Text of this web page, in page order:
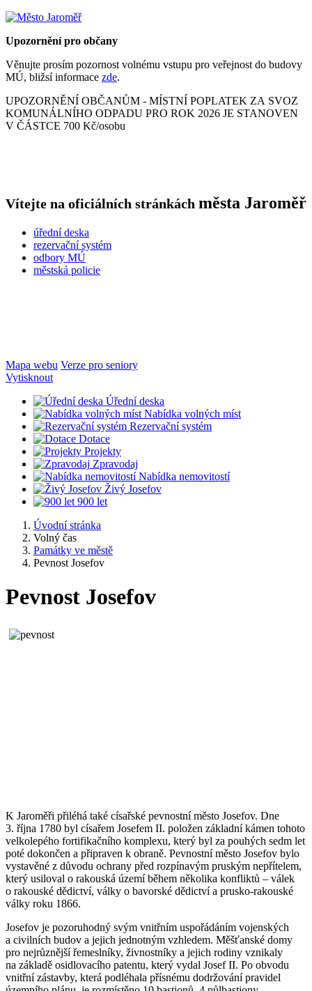
Upozornění pro občany
Věnujte prosím pozornost volnému vstupu pro veřejnost do budovy
MÚ, bližsí informace zde.
UPOZORNĚNÍ OBČANŮM - MÍSTNÍ POPLATEK ZA SVOZ
KOMUNÁLNÍHO ODPADU PRO ROK 2026 JE STANOVEN
V ČÁSTCE 700 Kč/osobu
Vítejte na oficiálních stránkách města Jaroměř
úřední deska
rezervační systém
odbory MÚ
městská policie
Mapa webu Verze pro seniory
Vytisknout
Úřední deska
Nabídka volných míst
Rezervační systém
Dotace
Projekty
Zpravodaj
Nabídka nemovitostí
Živý Josefov
900 let
Úvodní stránka
Volný čas
Památky ve městě
Pevnost Josefov
Pevnost Josefov
K Jaroměři přiléhá také císařské pevnostní město Josefov. Dne
3. října 1780 byl císařem Josefem II. položen základní kámen tohoto
velkolepého fortifikačního komplexu, který byl za pouhých sedm let
poté dokončen a připraven k obraně. Pevnostní město Josefov bylo
vystavěné z důvodu ochrany před rozpínavým pruským nepřítelem,
který usiloval o rakouská území během několika konfliktů – válek
o rakouské dědictví, války o bavorské dědictví a prusko-rakouské
války roku 1866.
Josefov je pozoruhodný svým vnitřním uspořádáním vojenských
a civilních budov a jejich jednotným vzhledem. Měšťanské domy
pro nejrůznější řemeslníky, živnostníky a jejich rodiny vznikaly
na základě osidlovacího patentu, který vydal Josef II. Po obvodu
vnitřní zástavby, která podléhala přísnému dodržování pravidel